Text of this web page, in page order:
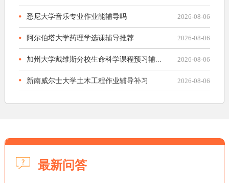
悉尼大学音乐专业作业能辅导吗 2026-08-06
阿尔伯塔大学药理学选课辅导推荐 2026-08-06
加州大学戴维斯分校生命科学课程预习辅... 2026-08-06
新南威尔士大学土木工程作业辅导补习 2026-08-06
最新问答